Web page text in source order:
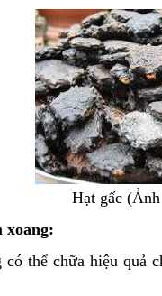
Hạt gấc
xoang:
thể chữa hiệu